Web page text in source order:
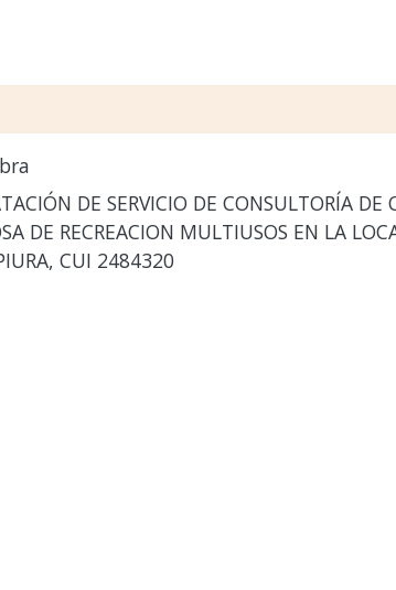
DE SERVICIO DE CONSULTORÍA DE
DE RECREACION MULTIUSOS EN LA
CUI 2484320